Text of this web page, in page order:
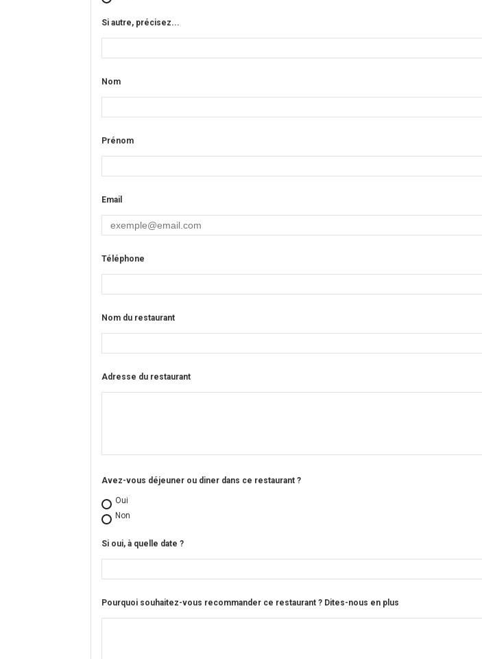
Si autre, précisez...
Nom
Prénom
Email
Téléphone
Nom du restaurant
Adresse du restaurant
Avez-vous déjeuner ou diner dans ce restaurant ?
Oui
Non
Si oui, à quelle date ?
Pourquoi souhaitez-vous recommander ce restaurant ? Dites-nous en plus